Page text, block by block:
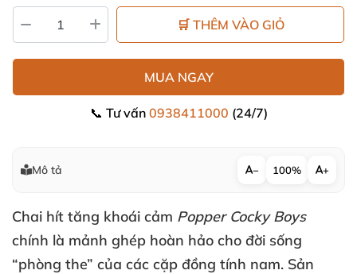
🛒 THÊM VÀO GIỎ
MUA NGAY
📞 Tư vấn 0938411000 (24/7)
Mô tả − 100% +
Chai hít tăng khoái cảm Popper Cocky Boys
chính là mảnh ghép hoàn hảo cho đời sống
“phòng the” của các cặp đồng tính nam. Sản